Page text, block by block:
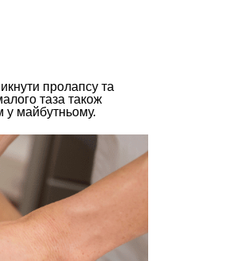
пролапсу та
таза також
у майбутньому.